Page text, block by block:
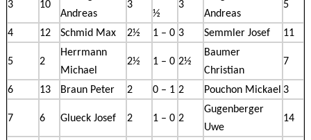
3 10
Andreas
3
½
3
Andreas
5
4 12 Schmid Max 2½ 1 – 0 3 Semmler Josef 11
5 2
Herrmann
Michael
2½ 1 – 0 2½
Baumer
Christian
7
6 13 Braun Peter 2 0 – 1 2 Pouchon Mickael 3
7 6 Glueck Josef 2 1 – 0 2
Gugenberger
Uwe
14